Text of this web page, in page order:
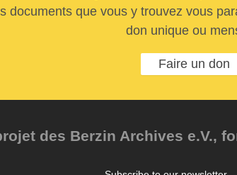
documents que vous y trouvez vous
don unique ou
Faire un don
des Berzin Archives e.V.,